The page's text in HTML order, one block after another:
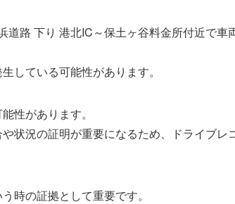
道路 下り 港北IC～保土ヶ谷料金所付近で車
している可能性があります。
性があります。
状況の証明が重要になるため、ドライブレ
時の証拠として重要です。